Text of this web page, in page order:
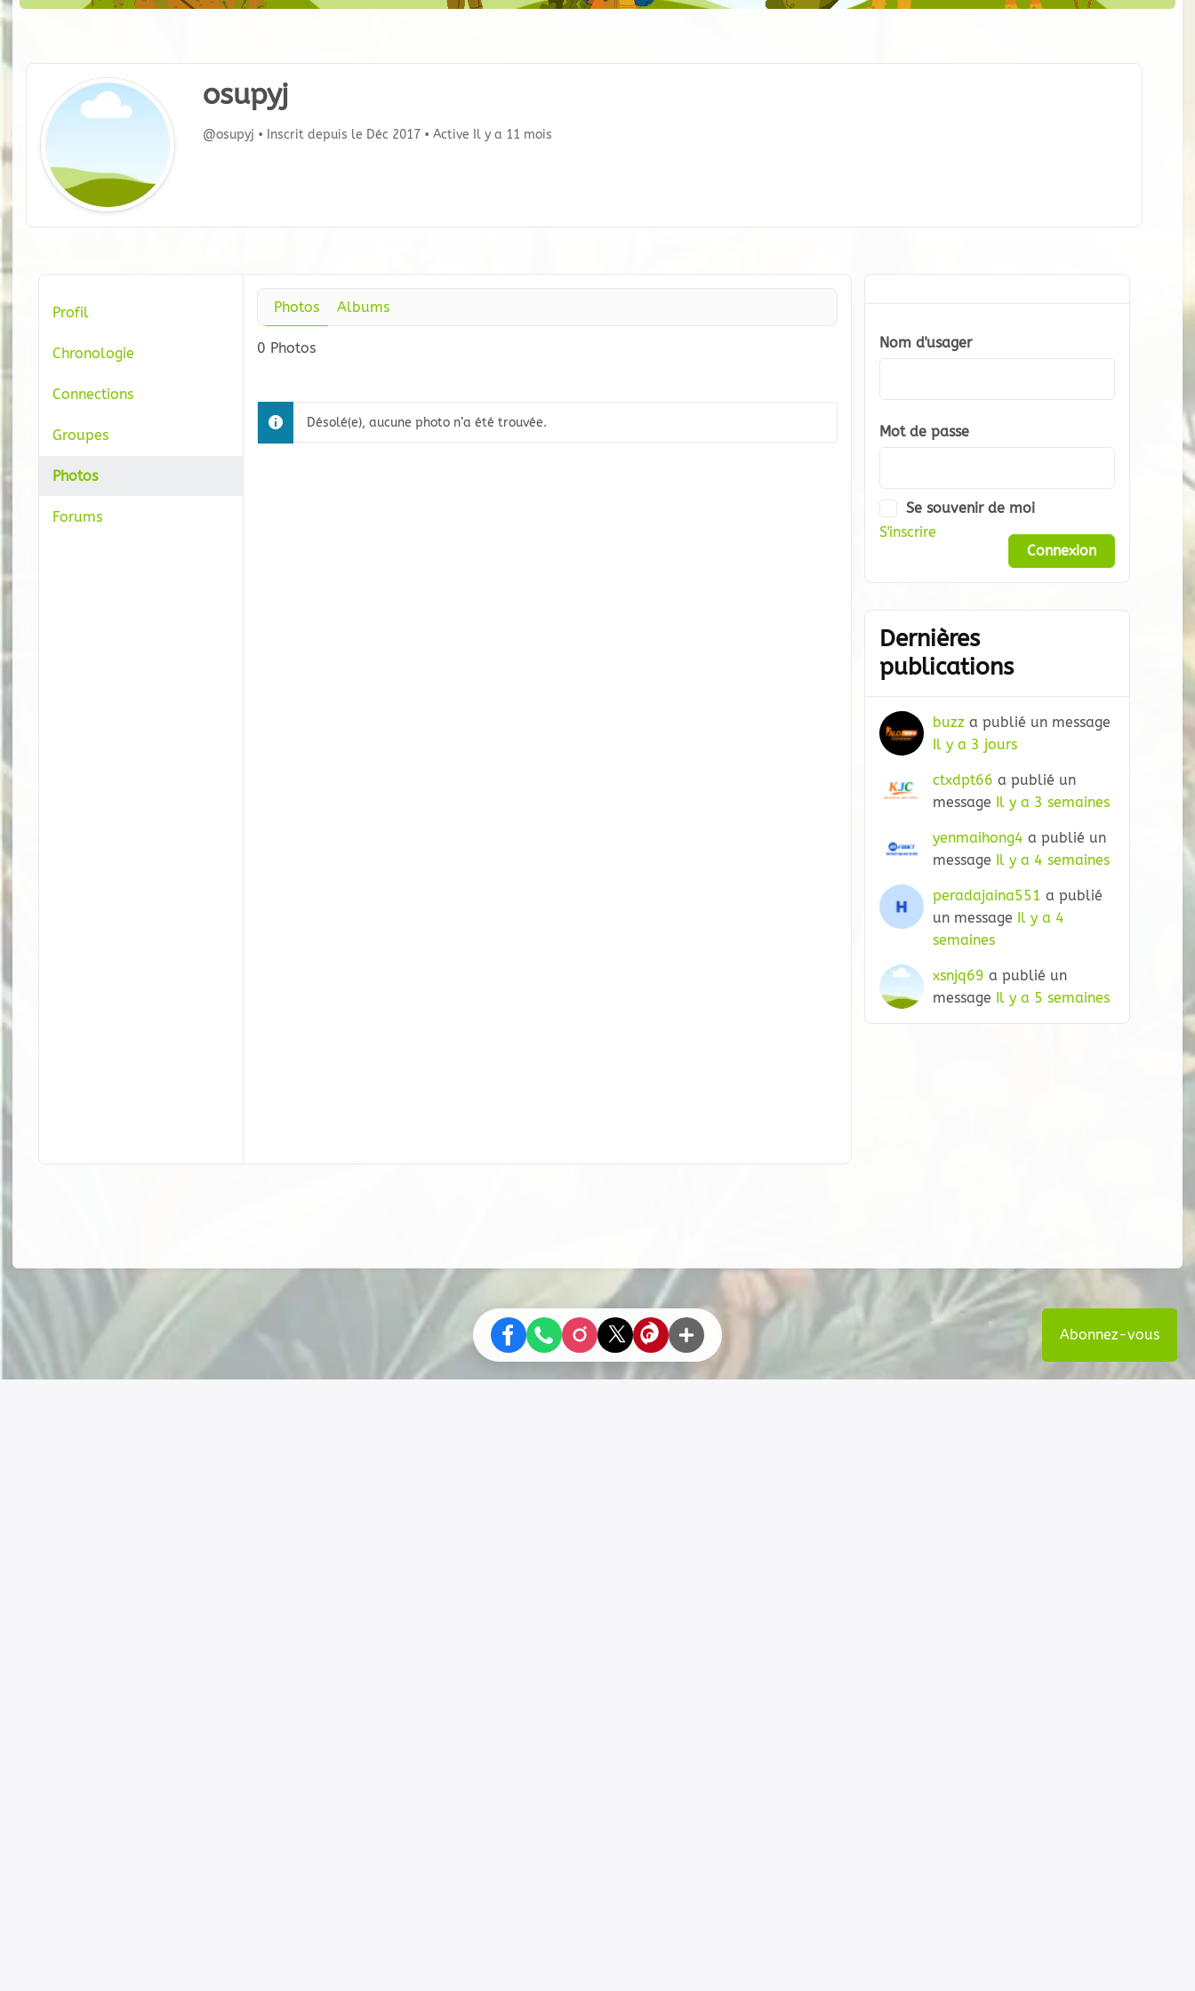
osupyj
@osupyj • Inscrit depuis le Déc 2017 • Active Il y a 11 mois
Profil
Chronologie
Connections
Groupes
Photos
Forums
Photos Albums
0 Photos
Désolé(e), aucune photo n’a été trouvée.
Nom d'usager
Mot de passe
Se souvenir de moi
S'inscrire
Dernières
publications
buzz a publié un message
Il y a 3 jours
ctxdpt66 a publié un
message Il y a 3 semaines
yenmaihong4 a publié un
message Il y a 4 semaines
peradajaina551 a publié
un message Il y a 4
semaines
xsnjq69 a publié un
message Il y a 5 semaines
Abonnez-vous